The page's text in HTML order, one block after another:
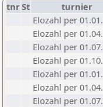
tnrSt turnier
Elozahl per
Elozahl per
Elozahl per
Elozahl per
Elozahl per
Elozahl per
Elozahl per